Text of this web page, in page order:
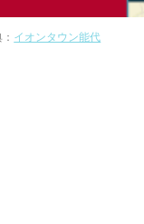
イオンタウン能代